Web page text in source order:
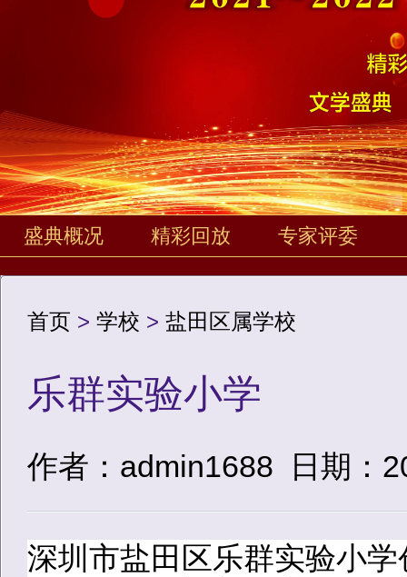
盛典概况 精彩回放 专家评委
首页 > 学校 > 盐田区属学校
乐群实验小学
作者：admin1688 日期：
深圳市盐田区乐群实验小